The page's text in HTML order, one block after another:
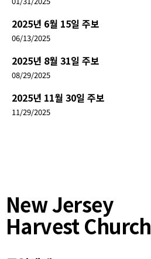
2025년 6월 15일 주보
06/13/2025
2025년 8월 31일 주보
08/29/2025
2025년 11월 30일 주보
11/29/2025
New Jersey
Harvest Church